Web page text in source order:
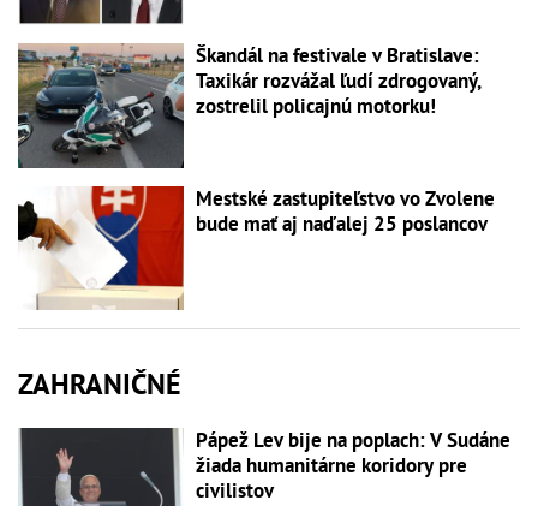
Škandál na festivale v Bratislave:
Taxikár rozvážal ľudí zdrogovaný,
zostrelil policajnú motorku!
Mestské zastupiteľstvo vo Zvolene
bude mať aj naďalej 25 poslancov
ZAHRANIČNÉ
Pápež Lev bije na poplach: V Sudáne
žiada humanitárne koridory pre
civilistov